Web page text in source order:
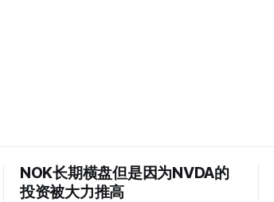
NOK长期横盘但是因为NVDA的
投资被大力推高